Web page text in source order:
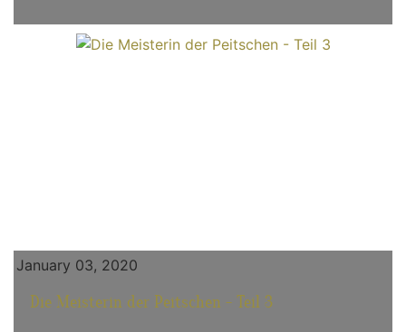
January 03, 2020
Die Meisterin der Peitschen - Teil 3